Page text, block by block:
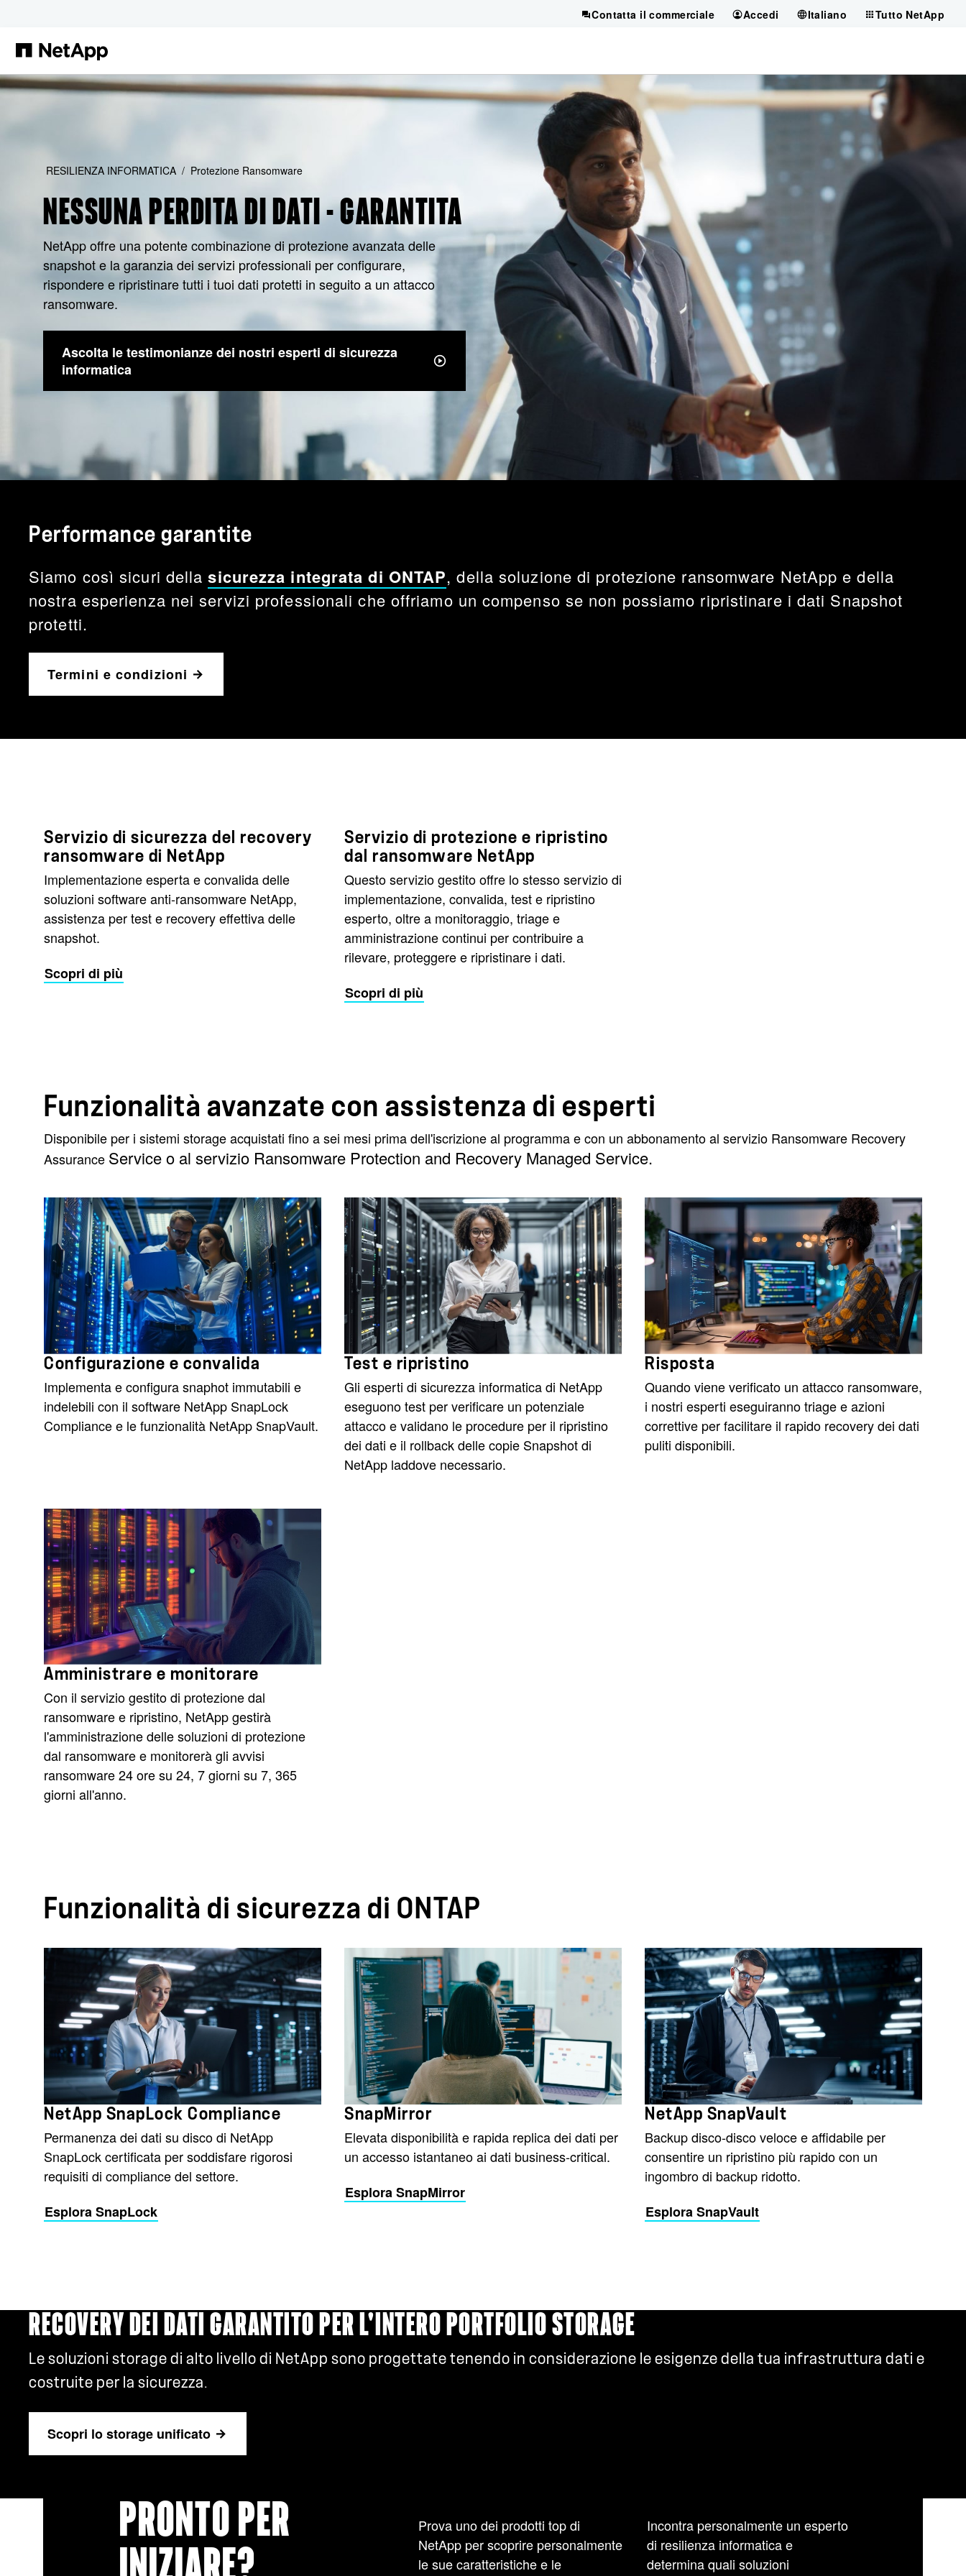
Contatta il commerciale Accedi Italiano Tutto NetApp
RESILIENZA INFORMATICA Protezione Ransomware
NESSUNA PERDITA DI DATI - GARANTITA
NetApp offre una potente combinazione di protezione avanzata delle
snapshot e la garanzia dei servizi professionali per configurare,
rispondere e ripristinare tutti i tuoi dati protetti in seguito a un attacco
ransomware.
Ascolta le testimonianze dei nostri esperti di sicurezza
informatica
Performance garantite
Siamo così sicuri dellasicurezza integrata di ONTAP, della soluzione di protezione ransomware NetApp e della
nostra esperienza nei servizi professionali che offriamo un compenso se non possiamo ripristinare i dati Snapshot
protetti.
Termini e condizioni
Servizio di sicurezza del recovery
ransomware di NetApp
Implementazione esperta e convalida delle
soluzioni software anti-ransomware NetApp,
assistenza per test e recovery effettiva delle
snapshot.
Scopri di più
Servizio di protezione e ripristino
dal ransomware NetApp
Questo servizio gestito offre lo stesso servizio di
implementazione, convalida, test e ripristino
esperto, oltre a monitoraggio, triage e
amministrazione continui per contribuire a
rilevare, proteggere e ripristinare i dati.
Scopri di più
Funzionalità avanzate con assistenza di esperti
Disponibile per i sistemi storage acquistati fino a sei mesi prima dell'iscrizione al programma e con un abbonamento al servizio Ransomware Recovery
Assurance Serviceo al servizio Ransomware Protection and Recovery Managed Service.
Configurazione e convalida
Implementa e configura snaphot immutabili e
indelebili con il software NetApp SnapLock
Compliance e le funzionalità NetApp SnapVault.
Test e ripristino
Gli esperti di sicurezza informatica di NetApp
eseguono test per verificare un potenziale
attacco e validano le procedure per il ripristino
dei dati e il rollback delle copie Snapshot di
NetApp laddove necessario.
Risposta
Quando viene verificato un attacco ransomware,
i nostri esperti eseguiranno triage e azioni
correttive per facilitare il rapido recovery dei dati
puliti disponibili.
Amministrare e monitorare
Con il servizio gestito di protezione dal
ransomware e ripristino, NetApp gestirà
l'amministrazione delle soluzioni di protezione
dal ransomware e monitorerà gli avvisi
ransomware 24 ore su 24, 7 giorni su 7, 365
giorni all'anno.
Funzionalità di sicurezza di ONTAP
NetApp SnapLock Compliance
Permanenza dei dati su disco di NetApp
SnapLock certificata per soddisfare rigorosi
requisiti di compliance del settore.
Esplora SnapLock
SnapMirror
Elevata disponibilità e rapida replica dei dati per
un accesso istantaneo ai dati business-critical.
Esplora SnapMirror
NetApp SnapVault
Backup disco-disco veloce e affidabile per
consentire un ripristino più rapido con un
ingombro di backup ridotto.
Esplora SnapVault
RECOVERY DEI DATI GARANTITO PER L'INTERO PORTFOLIO STORAGE
Le soluzioni storage di alto livello di NetApp sono progettate tenendo in considerazione le esigenze della tua infrastruttura dati e
costruite per la sicurezza.
Scopri lo storage unificato
PRONTO PER
Prova uno dei prodotti top di
NetApp per scoprire personalmente
le sue caratteristiche e le
Incontra personalmente un esperto
di resilienza informatica e
determina quali soluzioni